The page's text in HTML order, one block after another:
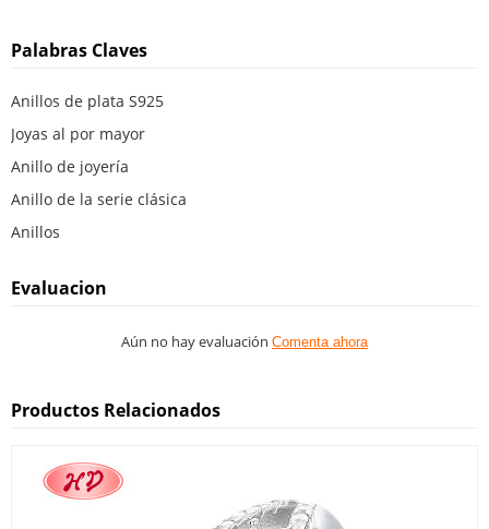
Palabras Claves
Anillos de plata S925
Joyas al por mayor
Anillo de joyería
Anillo de la serie clásica
Anillos
Evaluacion
Aún no hay evaluación Comenta ahora
Productos Relacionados